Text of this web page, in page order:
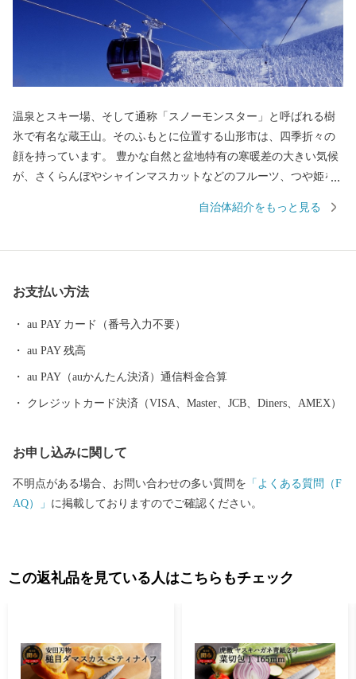
温泉とスキー場、そして通称「スノーモンスター」と呼ばれる樹
氷で有名な蔵王山。そのふもとに位置する山形市は、四季折々の
顔を持っています。 豊かな自然と盆地特有の寒暖差の大きい気候
が、さくらんぼやシャインマスカットなどのフルーツ、つや姫を
どの「山形ブランド」を生み出しています。 街中には商家の蔵や
は山形市が有する映像文化を育む環境が高い評価を受け、日本で
初めて、ユネスコ創造都市ネットワーク映画部門への加盟が認め
である山形交響楽団が活動しています。 平成３１年４月には中核
市に移行し、保健所を開設するなど、県都としても発展を続けて
自治体紹介をもっと見る
お支払い方法
au PAY カード（番号入力不要）
au PAY 残高
au PAY（auかんたん決済）通信料金合算
クレジットカード決済（VISA、Master、JCB、Diners、AMEX）
お申し込みに関して
不明点がある場合、お問い合わせの多い質問を 「よくある質問（F
AQ）」 に掲載しておりますのでご確認ください。
この返礼品を見ている人はこちらもチェック